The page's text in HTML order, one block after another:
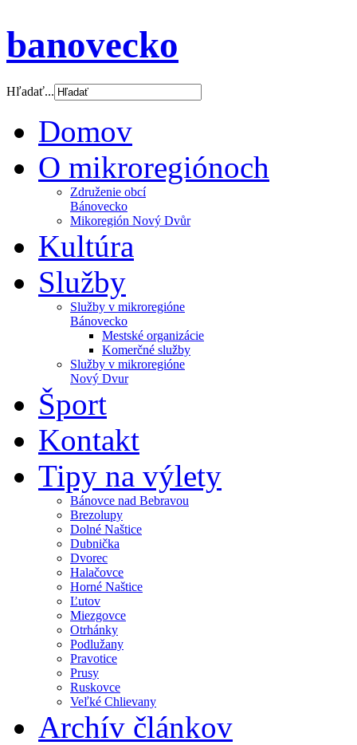
banovecko
Hľadať...
Domov
O mikroregiónoch
Združenie obcí
Bánovecko
Mikoregión Nový Dvůr
Kultúra
Služby
Služby v mikroregióne
Bánovecko
Mestské organizácie
Komerčné služby
Služby v mikroregióne
Nový Dvur
Šport
Kontakt
Tipy na výlety
Bánovce nad Bebravou
Brezolupy
Dolné Naštice
Dubnička
Dvorec
Halačovce
Horné Naštice
Ľutov
Miezgovce
Otrhánky
Podlužany
Pravotice
Prusy
Ruskovce
Veľké Chlievany
Archív článkov